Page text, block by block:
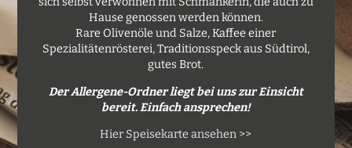
Hause genossen werden können.
Rare Olivenöle und Salze, Kaffee einer
Spezialitätenrösterei, Traditionsspeck aus Südtirol,
gutes Brot.
Der Allergene-Ordner liegt bei uns zur Einsicht
bereit. Einfach ansprechen!
Hier Speisekarte ansehen >>